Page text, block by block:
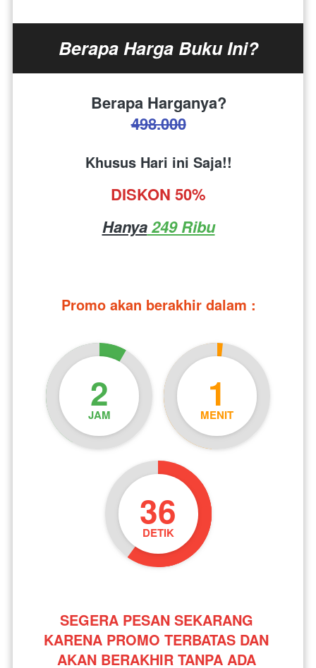
Berapa Harga Buku Ini?
Berapa Harganya?
498.000
Khusus Hari ini Saja!!
DISKON 50%
Hanya 249 Ribu
Promo akan berakhir dalam :
2
JAM 1
MENIT
35
DETIK
SEGERA PESAN SEKARANG
KARENA PROMO TERBATAS DAN
AKAN BERAKHIR TANPA ADA